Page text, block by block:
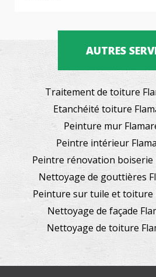
AUTRES
Traitement de toiture
Etanchéité toiture
Peinture mur
Peintre intérieur
Peintre rénovation boiserie
Nettoyage de gouttières
Peinture sur tuile et toiture
Nettoyage de façade
Nettoyage de toiture